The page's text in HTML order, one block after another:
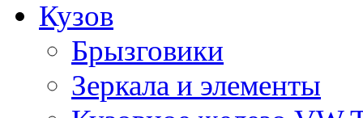
Кузов
Брызговики
Зеркала и элементы